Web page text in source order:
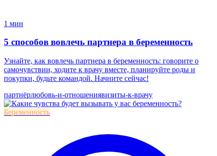
1 мин
5 способов вовлечь партнера в беременность
Узнайте, как вовлечь партнера в беременность: говорите о
самочувствии, ходите к врачу вместе, планируйте роды и
покупки, будьте командой. Начните сейчас!
партнёрлюбовь-и-отношениявизиты-к-врачу
Беременность